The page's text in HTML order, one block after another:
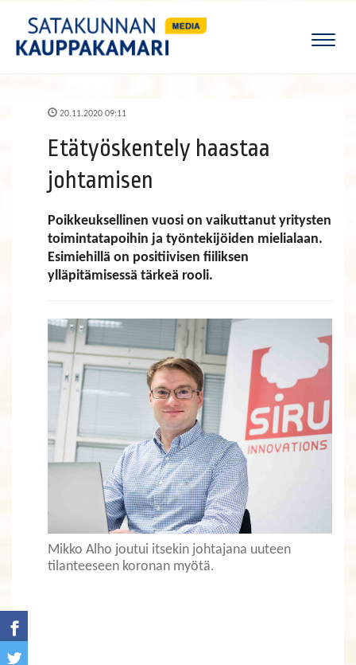
20.11.2020 09:11
Etätyöskentely haastaa
johtamisen
Poikkeuksellinen vuosi on vaikuttanut yritysten
toimintatapoihin ja työntekijöiden mielialaan.
Esimiehillä on positiivisen fiiliksen
ylläpitämisessä tärkeä rooli.
Mikko Alho joutui itsekin johtajana uuteen
tilanteeseen koronan myötä.